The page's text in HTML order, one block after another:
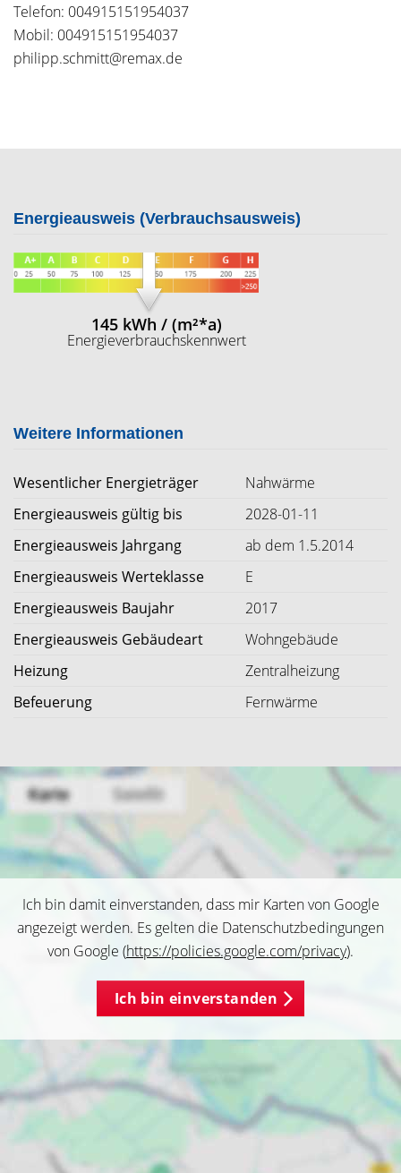
Telefon: 004915151954037
Mobil: 004915151954037
philipp.schmitt@remax.de
Energieausweis (Verbrauchsausweis)
145 kWh / (m²*a)
Energieverbrauchskennwert
Weitere Informationen
Wesentlicher Energieträger
Nahwärme
Energieausweis gültig bis
2028-01-11
Energieausweis Jahrgang
ab dem 1.5.2014
Energieausweis Werteklasse
E
Energieausweis Baujahr
2017
Energieausweis Gebäudeart
Wohngebäude
Heizung
Zentralheizung
Befeuerung
Fernwärme
Ich bin damit einverstanden, dass mir Karten von Google
angezeigt werden. Es gelten die Datenschutzbedingungen
von Google (https://policies.google.com/privacy).
Ich bin einverstanden